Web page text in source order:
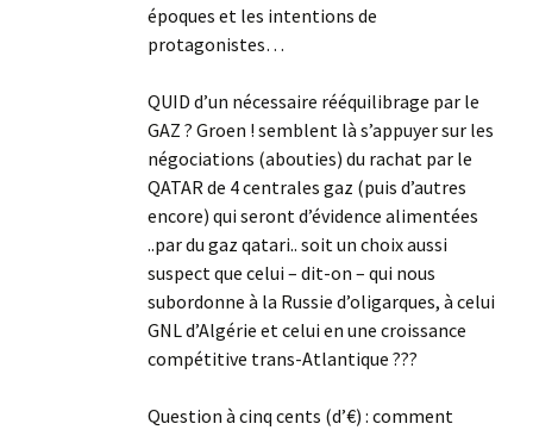
époques et les intentions de
protagonistes…
QUID d’un nécessaire rééquilibrage par le
GAZ ? Groen ! semblent là s’appuyer sur les
négociations (abouties) du rachat par le
QATAR de 4 centrales gaz (puis d’autres
encore) qui seront d’évidence alimentées
..par du gaz qatari.. soit un choix aussi
suspect que celui – dit-on – qui nous
subordonne à la Russie d’oligarques, à celui
GNL d’Algérie et celui en une croissance
compétitive trans-Atlantique ???
Question à cinq cents (d’€) : comment